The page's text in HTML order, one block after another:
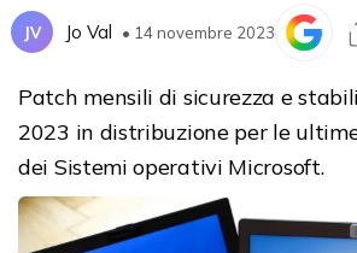
JV Jo Val • 14 novembre 2023
Patch mensili di sicurezza e
2023 in distribuzione per le
dei Sistemi operativi Microsoft.